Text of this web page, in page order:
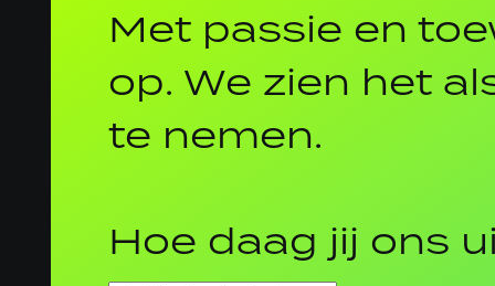
Met passie en
op. We zien het
te nemen.
Hoe daag jij ons